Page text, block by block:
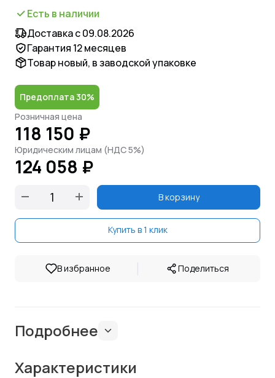
Есть в наличии
Доставка с 09.08.2026
Гарантия 12 месяцев
Товар новый, в заводской упаковке
Предоплата 30%
Розничная цена
118 150 ₽
Юридическим лицам (НДС 5%)
124 058 ₽
В корзину
Купить в 1 клик
В избранное | Поделиться
Подробнее
Характеристики